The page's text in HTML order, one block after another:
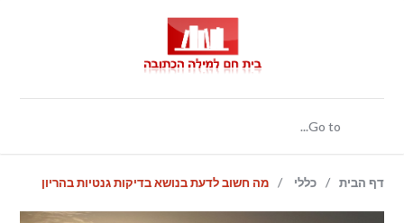
דף הבית / כללי / מה חשוב לדעת בנושא בדיקות גנטיות בהריון